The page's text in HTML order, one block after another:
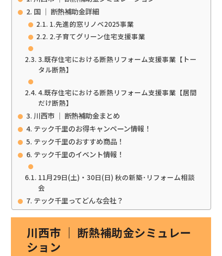
国 ｜ 断熱補助金詳細
1.先進的窓リノベ2025事業
2.子育てグリーン住宅支援事業
3.既存住宅における断熱リフォーム支援事業【トー
タル断熱】
4.既存住宅における断熱リフォーム支援事業【居間
だけ断熱】
川西市 ｜ 断熱補助金まとめ
テック千里のお得キャンペーン情報！
テック千里のおすすめ商品！
テック千里のイベント情報！
11月29日(土)・30日(日) 秋の新築･リフォーム相談
会
テック千里ってどんな会社？
川西市 ｜ 断熱補助金シミュレー
ション